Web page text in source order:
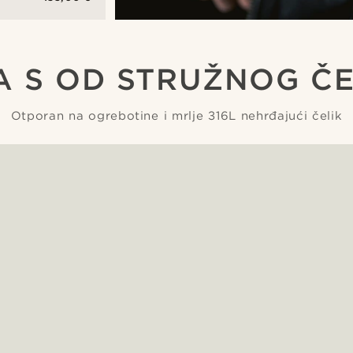
S OD STRUŽNOG
Otporan na ogrebotine i mrlje 316L nehrđajući čelik